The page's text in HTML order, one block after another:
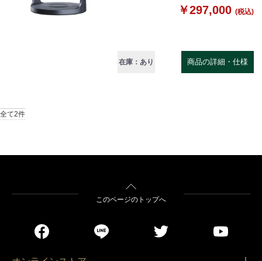
￥297,000 (税込)
在庫：あり 商品の詳細・仕様
全て2件
このページのトップへ